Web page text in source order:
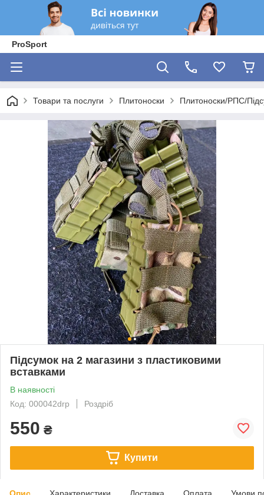
ProSport
Товари та послуги Плитоноски Плитоноски/РПС/
Підсумок на 2 магазини з пластиковими
вставками
В наявності
Код: 000042drp
Роздріб
550 ₴
Купити
Опис Характеристики Доставка Оплата Умови